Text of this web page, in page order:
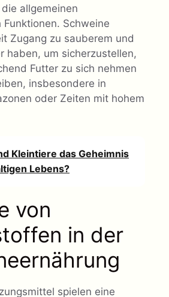
allgemeinen
Funktionen. Schweine
Zugang zu sauberem und
haben, um sicherzustellen,
Futter zu sich nehmen
insbesondere in
oder Zeiten mit hohem
Kleintiere das Geheimnis
Lebens?
von
in der
spielen eine